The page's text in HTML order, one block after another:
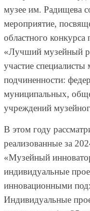
музее им. Радищева
мероприятие,
областного конкурса
«Лучший музейный
участие
подчиненности:
муниципальных,
учреждений
В этом году
реализованные за
«Музейный
индивидуальные
инновационными
Индивидуальные